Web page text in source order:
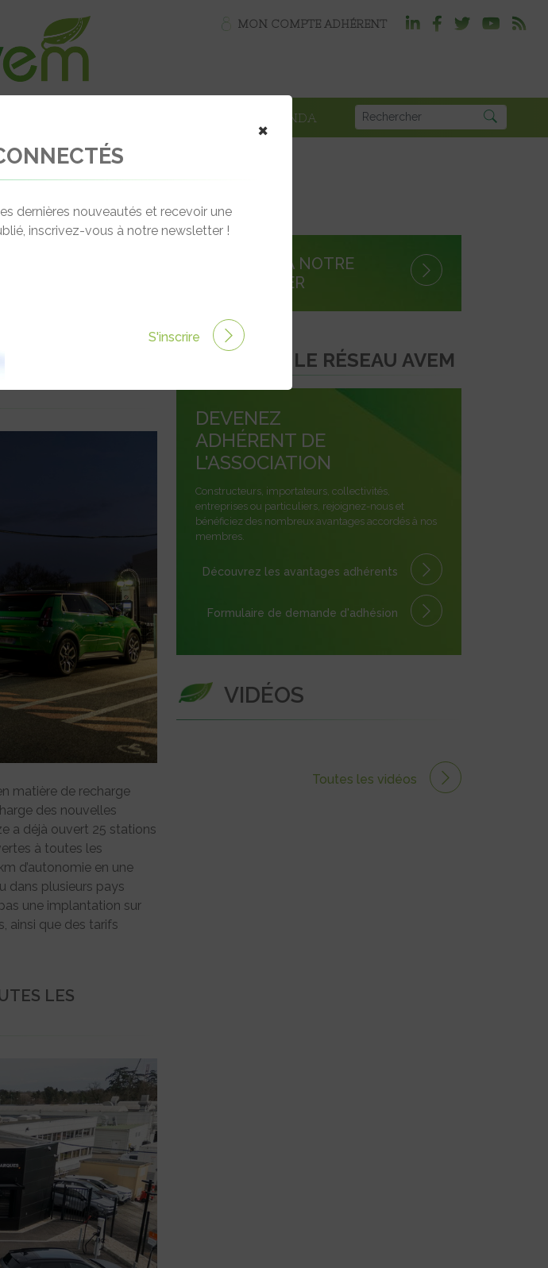
MON COMPTE ADHÉRENT
AGENDA
LA CHARGE
matière de recharge
des nouvelles
a déjà ouvert 25 stations
à toutes les
d’autonomie en une
dans plusieurs pays
une implantation sur
ainsi que des tarifs
LES
S'INSCRIRE À NOTRE
NEWSLETTER
REJOINDRE LE RÉSEAU AVEM
DEVENEZ
ADHÉRENT DE
L'ASSOCIATION
Constructeurs, importateurs, collectivités,
entreprises ou particuliers, rejoignez-nous et
bénéficiez des nombreux avantages accordés à nos
membres.
Découvrez les avantages adhérents
Formulaire de demande d'adhésion
VIDÉOS
Toutes les vidéos
×
dernières nouveautés et recevoir une
inscrivez-vous à notre newsletter !
S'inscrire